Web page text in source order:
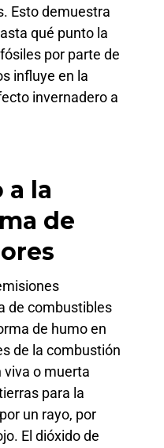
Esto demuestra
qué punto la
por parte de
influye en la
invernadero a
a la
de
de combustibles
de humo en
de la combustión
o muerta
para la
un rayo, por
El dióxido de